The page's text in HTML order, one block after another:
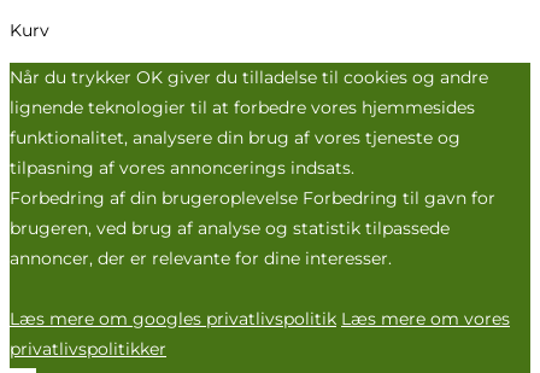
Kurv
Når du trykker OK giver du tilladelse til cookies og andre
lignende teknologier til at forbedre vores hjemmesides
funktionalitet, analysere din brug af vores tjeneste og
tilpasning af vores annoncerings indsats.
Forbedring af din brugeroplevelse Forbedring til gavn for
brugeren, ved brug af analyse og statistik tilpassede
annoncer, der er relevante for dine interesser.
Læs mere om googles privatlivspolitik Læs mere om vores
privatlivspolitikker